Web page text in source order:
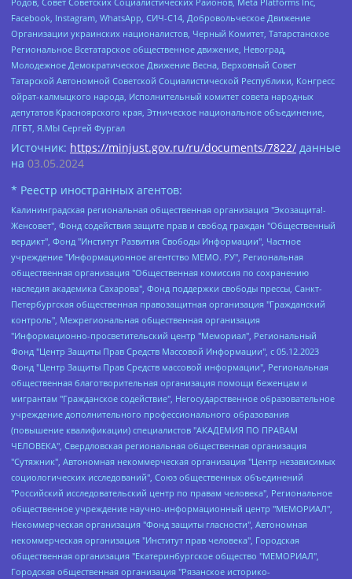
Facebook, Instagram, WhatsApp, СИЧ-С14, Добровольческое Движение
Организации украинских националистов, Черный Комитет, Татарстанское
Региональное Всетатарское общественное движение, Невоград,
Молодежное Демократическое Движение Весна, Верховный Совет
Татарской Автономной Советской Социалистической Республики, Конгресс
ойрат-калмыцкого народа, Исполнительный комитет совета народных
депутатов Красноярского края, Этническое национальное объединение,
ЛГБТ, Я.МЫ Сергей Фургал
Источник: https://minjust.gov.ru/ru/documents/7822/ данные
на 03.05.2024
* Реестр иностранных агентов:
Калининградская региональная общественная организация "Экозащита!-Женсовет", Фонд содействия защите прав и свобод граждан "Общественный вердикт", Фонд "Институт Развития Свободы Информации", Частное учреждение "Информационное агентство МЕМО. РУ", Региональная общественная организация "Общественная комиссия по сохранению наследия академика Сахарова", Фонд поддержки свободы прессы, Санкт-Петербургская общественная правозащитная организация "Гражданский контроль", Межрегиональная общественная организация "Информационно-просветительский центр "Мемориал", Региональный Фонд "Центр Защиты Прав Средств Массовой Информации", с 05.12.2023 Фонд "Центр Защиты Прав Средств массовой информации", Региональная общественная благотворительная организация помощи беженцам и мигрантам "Гражданское содействие", Негосударственное образовательное учреждение дополнительного профессионального образования (повышение квалификации) специалистов "АКАДЕМИЯ ПО ПРАВАМ ЧЕЛОВЕКА", Свердловская региональная общественная организация "Сутяжник", Автономная некоммерческая организация "Центр независимых социологических исследований", Союз общественных объединений "Российский исследовательский центр по правам человека", Региональное общественное учреждение научно-информационный центр "МЕМОРИАЛ", Некоммерческая организация "Фонд защиты гласности", Автономная некоммерческая организация "Институт прав человека", Городская общественная организация "Екатеринбургское общество "МЕМОРИАЛ", Городская общественная организация "Рязанское историко-просветительское и правозащитное общество "Мемориал" (Рязанский Мемориал), Челябинский региональный орган общественной самодеятельности – женское общественное объединение "Женщины Евразии", Челябинский региональный орган общественной самодеятельности "Уральская правозащитная группа", Фонд содействия защите здоровья и социальной справедливости имени Андрея Рылькова, Автономная Некоммерческая Организация "Аналитический Центр Юрия Левады", Автономная некоммерческая организация социальной поддержки населения "Проект Апрель", Региональная общественная организация помощи женщинам и детям, находящимся в кризисной ситуации "Информационно-методический центр "Анна", Фонд содействия развитию массовых коммуникаций и правовому просвещению "Так-так-Так", Фонд содействия устойчивому развитию "Серебряная тайга", Свердловский региональный общественный фонд социальных проектов "Новое время", "Idel.Реалии", Кавказ.Реалии, Крым.Реалии, Телеканал Настоящее Время, Татаро-башкирская служба Радио Свобода (Azatliq Radiosi), Радио Свободная Европа/Радио Свобода (PCE/PC), "Сибирь.Реалии", "Фактограф", Благотворительный фонд помощи осужденным и их семьям, Автономная некоммерческая организация "Институт глобализации и социальных движений", Фонд "В защиту прав заключенных", Частное учреждение "Центр поддержки и содействия развитию средств массовой информации", Пензенский региональный общественный благотворительный фонд "Гражданский союз", "Север.Реалии", Некоммерческая организация Фонд "Правовая инициатива", Общество с ограниченной ответственностью "Радио Свободная Европа/Радио Свобода", Чешское информационное агентство "MEDIUM-ORIENT", Красноярская региональная общественная организация "Мы против СПИДа", Камалягин Денис Николаевич, Маркелов Сергей Евгеньевич, Пономарев Лев Александрович, Савицкая Людмила Алексеевна, Автономная некоммерческая организация "Центр по работе с проблемой насилия "НАСИЛИЮ.НЕТ", Межрегиональный профессиональный союз работников здравоохранения "Альянс врачей", Юридическое лицо, зарегистрированное в Латвийской Республике, SIA "Medusa Project" (регистрационный номер 40103797863, дата регистрации 10.06.2014), Некоммерческая организация "Фонд по борьбе с коррупцией", Автономная некоммерческая организация "Институт права и публичной политики", Баданин Роман Сергеевич, Гликин Максим Александрович, Железнова Мария Михайловна, Лукьянова Юлия Сергеевна, Маетная Елизавета Витальевна, Маняхин Петр Борисович, Чуракова Ольга Владимировна, Ярош Юлия Петровна, Юридическое лицо "The Insider SIA", зарегистрированное в Риге, Латвийская Республика (дата регистрации 26.06.2015), являющееся администратором доменного имени интернет-издания "The Insider SIA", https://theins.ru, Постернак Алексей Евгеньевич, Рубин Михаил Аркадьевич, Анин Роман Александрович, Юридическое лицо Istories fonds, зарегистрированное в Латвийской Республике (регистрационный номер 50008295751, дата регистрации 24.02.2020), Великовский Дмитрий Александрович, Долинина Ирина Николаевна, Мароховская Алеся Алексеевна, Шлейнов Роман Юрьевич, Шмагун Олеся Валентиновна, Общество с ограниченной ответственностью "Альтаир 2021", Общество с ограниченной ответственностью "Вега 2021", Общество с ограниченной ответственностью "Главный редактор 2021", Общество с ограниченной ответственностью "Ромашки монолит", Важенков Артем Валерьевич, Ивановская областная общественная организация "Центр гендерных исследований", Гурман Юрий Альбертович, Медиапроект "ОВД-Инфо", Егоров Владимир Владимирович, Жилинский Владимир Александрович, Общество с ограниченной ответственностью "ЗП", Иванова София Юрьевна, Карезина Инна Павловна, Кильтау Екатерина Викторовна, Петров Алексей Викторович, Пискунов Сергей Евгеньевич, Смирнов Сергей Сергеевич, Тихонов Михаил Сергеевич, Общество с ограниченной ответственностью "ЖУРНАЛИСТ-ИНОСТРАННЫЙ АГЕНТ", Арапова Галина Юрьевна, Вольтская Татьяна Анатольевна, Американская компания "Mason G.E.S. Anonymous Foundation" (США), являющаяся владельцем интернет-издания https://mnews.world/, Компания "Stichting Bellingcat", зарегистрированная в Нидерландах (дата регистрации 11.07.2018), Захаров Андрей Вячеславович, Клепиковская Екатерина Дмитриевна, Общество с ограниченной ответственностью "МЕМО", Перл Роман Александрович, Симонов Евгений Алексеевич, Соловьева Елена Анатольевна, Сотников Даниил Владимирович, Сурначева Елизавета Дмитриевна, Автономная некоммерческая организация по защите прав человека и информированию населения "Якутия – Наше Мнение", Общество с ограниченной ответственностью "Москоу диджитал медиа", с 26.01.2023 Общество с ограниченной ответственностью "Чайка Белые сады", Ветошкина Валерия Валерьевна, Заговора Максим Александрович, Межрегиональное общественное движение "Российская ЛГБТ - сеть", Оленичев Максим Владимирович, Павлов Иван Юрьевич, Скворцова Елена Сергеевна, Общество с ограниченной ответственностью "Как бы инагент", Кочетков Игорь Викторович, Общество с ограниченной ответственностью "Честные выборы", Еланчик Олег Александрович, Общество с ограниченной ответственностью "Нобелевский призыв", Гималова Регина Эмилевна, Григорьев Андрей Валерьевич, Григорьева Алина Александровна, Ассоциация по содействию защите прав призывников, альтернативнослужащих и военнослужащих "Правозащитная группа "Гражданин.Армия.Право", Хисамова Регина Фаритовна, Автономная некоммерческая организация по реализации социально-правовых программ "Лилит", Дальневосточное общественное движение "Маяк", Санкт-Петербургская ЛГБТ-инициативная группа "Выход", Инициативная группа ЛГБТ+ "Реверс", Алексеев Андрей Викторович, Бекбулатова Таисия Львовна, Беляев Иван Михайлович, Владыкина Елена Сергеевна, Гельман Марат Александрович, Никульшина Вероника Юрьевна, Толоконникова Надежда Андреевна, Шендерович Виктор Анатольевич, Общество с ограниченной ответственностью "Данное сообщение", Общество с ограниченной ответственностью Издательский дом "Новая глава", Айнбиндер Александра Александровна, Московский комьюнити-центр для ЛГБТ+инициатив, Благотворительный фонд развития филантропии, Deutsche Welle (Германия, Kurt-Schumacher-Strasse 3, 53113 Bonn), Борзунова Мария Михайловна, Воробьев Виктор Викторович, Голубева Анна Львовна, Константинова Алла Михайловна, Малкова Ирина Владимировна, Мурадов Мурад Абдулгалимович, Осетинская Елизавета Николаевна, Понасенков Евгений Николаевич, Ганапольский Матвей Юрьевич, Киселев Евгений Алексеевич, Борухович Ирина Григорьевна, Дремин Иван Тимофеевич, Дубровский Дмитрий Викторович, Красноярская региональная общественная организация поддержки и развития альтернативных образовательных технологий и межкультурных коммуникаций "ИНТЕРРА", Маяковская Екатерина Алексеевна, Фейгин Марк Захарович, Филимонов Андрей Викторович, Дзугкоева Регина Николаевна, Доброхотов Роман Александрович, Дудь Юрий Александрович, Елкин Сергей Владимирович, Кругликов Кирилл Игоревич, Сабунаева Мария Леонидовна, Семенов Алексей Владимирович, Шаинян Карен Багратович, Шульман Екатерина Михайловна, Асафьев Артур Валерьевич, Вахштайн Виктор Семенович, Венедиктов Алексей Алексеевич, Лушникова Екатерина Евгеньевна, Волков Леонид Михайлович, Невзоров Александр Глебович, Пархоменко Сергей Борисович, Сироткин Ярослав Николаевич, Кара-Мурза Владимир Владимирович, Баранова Наталья Владимировна, Гозман Леонид Яковлевич, Кагарлицкий Борис Юльевич, Климарев Михаил Валерьевич, Милов Владимир Станиславович, Автономная некоммерческая организация Краснодарский центр современного искусства "Типография", Моргенштерн Алишер Тагирович, Соболь Любовь Эдуардовна, Общество с ограниченной ответственностью "ЛИЗА НОРМ", Каспаров Гарри Кимович, Ходорковский Михаил Борисович, Общество с ограниченной ответственностью "Апрельские тезисы", Данилович Ирина Брониславовна, Кашин Олег Владимирович, Петров Николай Владимирович, Пивоваров Алексей Владимирович, Соколов Михаил Владимирович, Цветкова Юлия Владимировна, Чичваркин Евгений Александрович, Комитет против пыток/Команда против пыток, Общество с ограниченной ответственностью "Первый научный", Общество с ограниченной ответственностью "Вертолет и ко", Белоцерковская Вероника Борисовна, Кац Максим Евгеньевич, Лазарева Татьяна Юрьевна, Шаведдинов Руслан Табризович, Яшин Илья Валерьевич, Общество с ограниченной ответственностью "Иноагент ААВ", Алешковский Дмитрий Петрович, Альбац Евгения Марковна, Быков Дмитрий Львович, Галямина Юлия Евгеньевна, Лойко Сергей Леонидович, Мартынов Кирилл Константинович, Медведев Сергей Александрович, Крашенинников Федор Геннадиевич, Гордеева Катерина Вл